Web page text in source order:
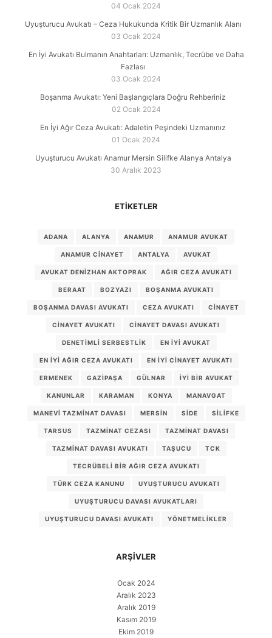
04 Ocak 2024
Uyuşturucu Avukatı – Ceza Hukukunda Kritik Bir Uzmanlık Alanı
03 Ocak 2024
En İyi Avukatı Bulmanın Anahtarları: Uzmanlık, Tecrübe ve Daha
Fazlası
03 Ocak 2024
Boşanma Avukatı: Yeni Başlangıçlara Doğru Rehberiniz
02 Ocak 2024
En İyi Ağır Ceza Avukatı: Adaletin Peşindeki Uzmanınız
01 Ocak 2024
Uyuşturucu Avukatı Anamur Mersin Silifke Alanya Antalya
30 Aralık 2023
ETIKETLER
ADANA ALANYA ANAMUR ANAMUR AVUKAT
ANAMUR CINAYET ANTALYA AVUKAT
AVUKAT DENIZHAN AKTOPRAK AĞIR CEZA AVUKATI
BERAAT BOZYAZI BOŞANMA AVUKATI
BOŞANMA DAVASI AVUKATI CEZA AVUKATI CINAYET
CINAYET AVUKATI CINAYET DAVASI AVUKATI
DENETIMLI SERBESTLIK EN IYI AVUKAT
EN IYI AĞIR CEZA AVUKATI EN IYI CINAYET AVUKATI
ERMENEK GAZIPAŞA GÜLNAR IYI BIR AVUKAT
KANUNLAR KARAMAN KONYA MANAVGAT
MANEVI TAZMINAT DAVASI MERSIN SIDE SILIFKE
TARSUS TAZMINAT CEZASI TAZMINAT DAVASI
TAZMINAT DAVASI AVUKATI TAŞUCU TCK
TECRÜBELI BIR AĞIR CEZA AVUKATI
TÜRK CEZA KANUNU UYUŞTURUCU AVUKATI
UYUŞTURUCU DAVASI AVUKATLARI
UYUŞTURUCU DAVASI AVUKATI YÖNETMELIKLER
ARŞIVLER
Ocak 2024
Aralık 2023
Aralık 2019
Kasım 2019
Ekim 2019